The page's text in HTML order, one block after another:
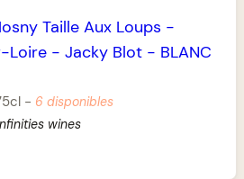
Taille Aux Loups -
Loire -Jacky Blot - BLANC
- 6 disponibles
wines